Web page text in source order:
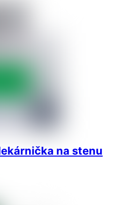
na stenu